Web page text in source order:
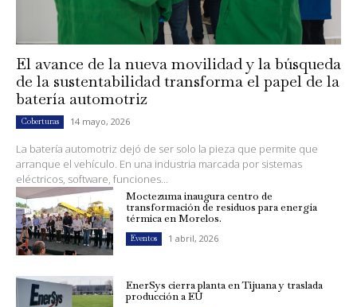
El avance de la nueva movilidad y la búsqueda
de la sustentabilidad transforma el papel de la
batería automotriz
Coberturas 14 mayo, 2026
La batería automotriz dejó de ser solo la pieza que permite que
arranque el vehículo. En una industria marcada por sistemas
eléctricos, software, funciones...
Moctezuma inaugura centro de
transformación de residuos para energía
térmica en Morelos.
Eventos 1 abril, 2026
EnerSys cierra planta en Tijuana y traslada
producción a EU